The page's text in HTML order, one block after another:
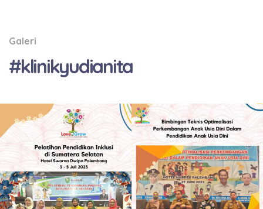
Galeri
#klinikyudianita